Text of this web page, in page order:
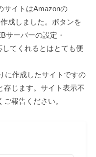
サイトはAmazonの
成しました。ボタンを
サーバーの設定・
てくれるとはとても便
に作成したサイトですの
存じます。サイト表示不
報告ください。